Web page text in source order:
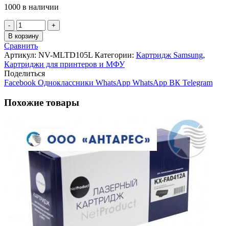
1000 в наличии
Количество
товара
Картридж
NV-
Print
Samsung
MLT-
D
L
4600/ML-
1910
/2525
(2500K)
В корзину
Сравнить
Артикул: NV-MLTD105L Категории: Картридж Samsung,
Картриджи для принтеров и МФУ
Поделиться
Facebook Одноклассники WhatsApp WhatsApp ВК Telegram
Похожие товары